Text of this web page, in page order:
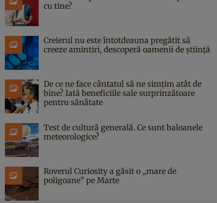
cu tine?
Creierul nu este întotdeauna pregătit să
creeze amintiri, descoperă oamenii de știință
De ce ne face cântatul să ne simțim atât de
bine? Iată beneficiile sale surprinzătoare
pentru sănătate
Test de cultură generală. Ce sunt baloanele
meteorologice?
Roverul Curiosity a găsit o „mare de
poligoane” pe Marte